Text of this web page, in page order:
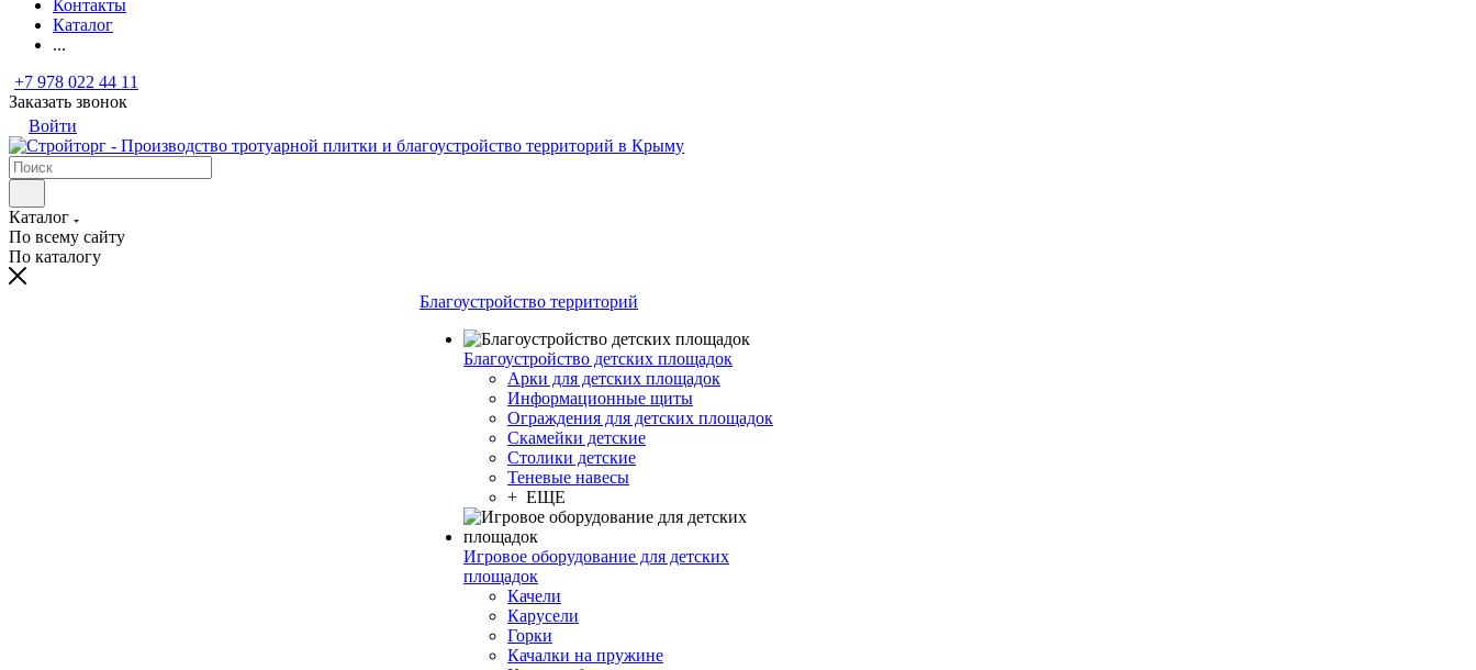
Контакты
Каталог
...
+7 978 022 44 11
Заказать звонок
Войти
Каталог
По всему сайту
По каталогу
Благоустройство территорий
Благоустройство детских площадок
Арки для детских площадок
Информационные щиты
Ограждения для детских площадок
Скамейки детские
Столики детские
Теневые навесы
+ ЕЩЕ
Игровое оборудование для детских
площадок
Качели
Карусели
Горки
Качалки на пружине